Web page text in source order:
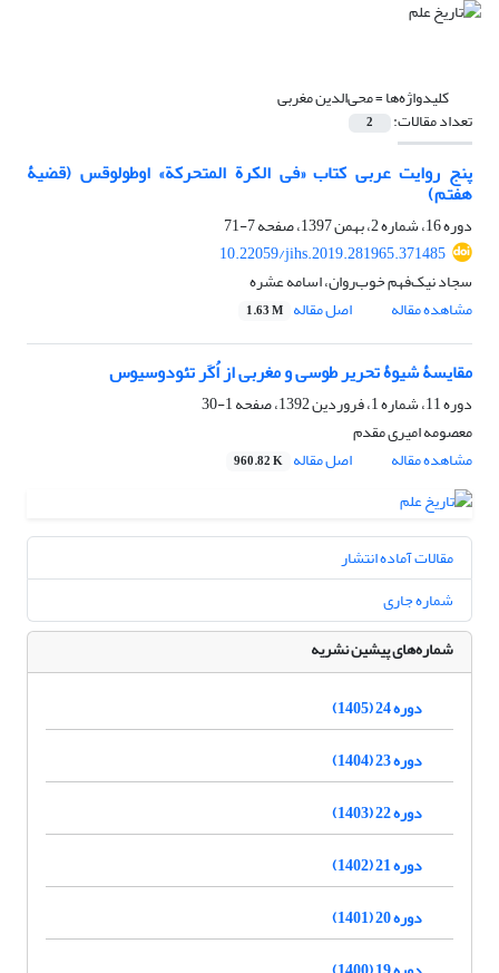
کلیدواژه‌ها =محی‌الدین مغربی
تعداد مقالات: 2
پنج روایت عربی کتاب «فی الکرة المتحرکة» اوطولوقس (قضیۀ
هفتم)
دوره 16، شماره 2، بهمن 1397، صفحه
7-71
10.22059/jihs.2019.281965.371485
سجاد نیک‌فهم خوب‌روان، اسامه عشره
مشاهده مقاله
اصل مقاله 1.63 M
مقایسۀ شیوۀ تحریر طوسی و مغربی از اُکَر تئودوسیوس
دوره 11، شماره 1، فروردین 1392، صفحه
1-30
معصومه امیری مقدم
مشاهده مقاله
اصل مقاله 960.82 K
مقالات آماده انتشار
شماره جاری
شماره‌های پیشین نشریه
دوره 24 (1405)
دوره 23 (1404)
دوره 22 (1403)
دوره 21 (1402)
دوره 20 (1401)